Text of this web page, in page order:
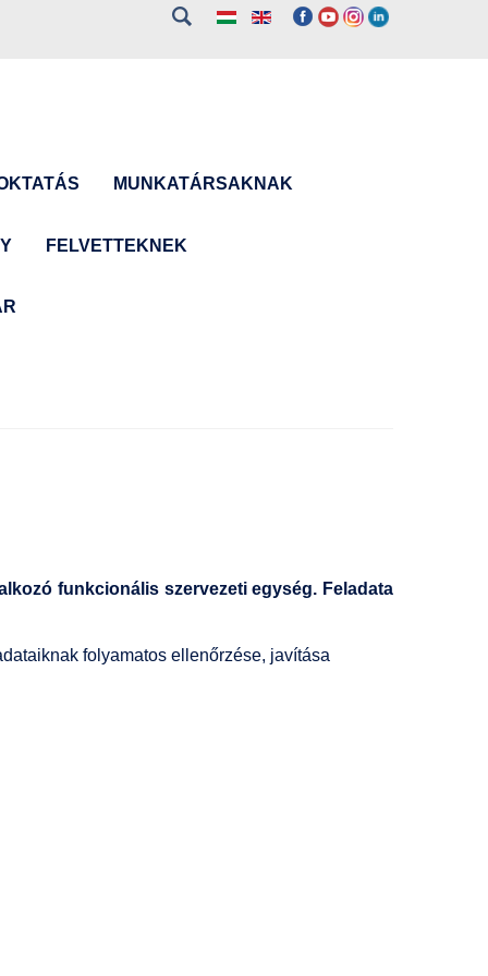
MUNKATÁRSAKNAK
FELVETTEKNEK
funkcionális szervezeti egység. Feladata
folyamatos ellenőrzése, javítása